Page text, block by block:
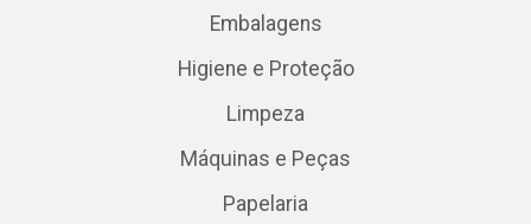
Embalagens
Higiene e Proteção
Limpeza
Máquinas e Peças
Papelaria